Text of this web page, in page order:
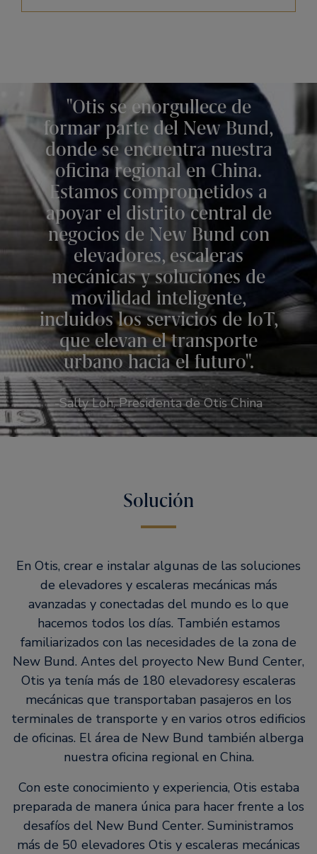
Otis se enorgullece de
formar parte del New Bund,
donde se encuentra nuestra
oficina regional en China.
Estamos comprometidos a
apoyar el distrito central de
negocios de New Bund con
elevadores, escaleras
mecánicas y soluciones de
movilidad inteligente,
incluidos los servicios de IoT,
que elevan el transporte
urbano hacia el futuro.
-Sally Loh, Presidenta de Otis China
Solución
En Otis, crear e instalar algunas de las soluciones
de elevadores y escaleras mecánicas más
avanzadas y conectadas del mundo es lo que
hacemos todos los días. También estamos
familiarizados con las necesidades de la zona de
New Bund. Antes del proyecto New Bund Center,
Otis ya tenía más de 180 elevadoresy escaleras
mecánicas que transportaban pasajeros en los
terminales de transporte y en varios otros edificios
de oficinas. El área de New Bund también alberga
nuestra oficina regional en China.
Con este conocimiento y experiencia, Otis estaba
preparada de manera única para hacer frente a los
desafíos del New Bund Center. Suministramos
más de 50 elevadores Otis y escaleras mecánicas